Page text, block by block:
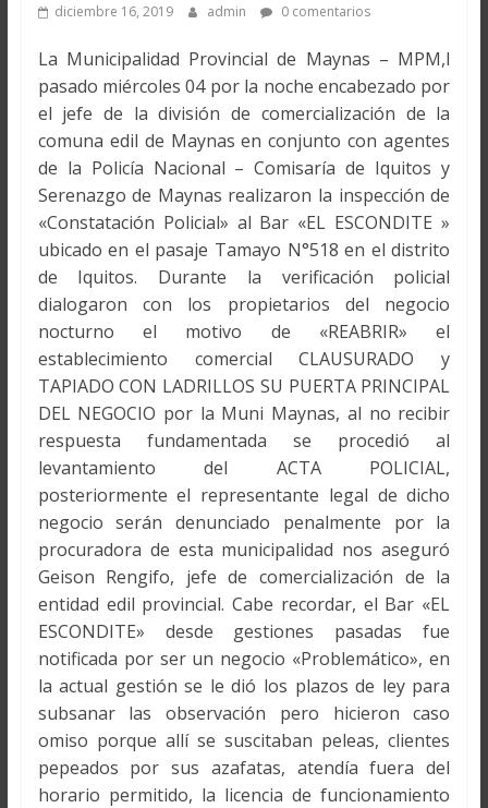
diciembre 16, 2019 admin 0 comentarios
La Municipalidad Provincial de Maynas – MPM,l
pasado miércoles 04 por la noche encabezado por
el jefe de la división de comercialización de la
comuna edil de Maynas en conjunto con agentes
de la Policía Nacional – Comisaría de Iquitos y
Serenazgo de Maynas realizaron la inspección de
«Constatación Policial» al Bar «EL ESCONDITE »
ubicado en el pasaje Tamayo N°518 en el distrito
de Iquitos. Durante la verificación policial
dialogaron con los propietarios del negocio
nocturno el motivo de «REABRIR» el
establecimiento comercial CLAUSURADO y
TAPIADO CON LADRILLOS SU PUERTA PRINCIPAL
DEL NEGOCIO por la Muni Maynas, al no recibir
respuesta fundamentada se procedió al
levantamiento del ACTA POLICIAL,
posteriormente el representante legal de dicho
negocio serán denunciado penalmente por la
procuradora de esta municipalidad nos aseguró
Geison Rengifo, jefe de comercialización de la
entidad edil provincial. Cabe recordar, el Bar «EL
ESCONDITE» desde gestiones pasadas fue
notificada por ser un negocio «Problemático», en
la actual gestión se le dió los plazos de ley para
subsanar las observación pero hicieron caso
omiso porque allí se suscitaban peleas, clientes
pepeados por sus azafatas, atendía fuera del
horario permitido, la licencia de funcionamiento